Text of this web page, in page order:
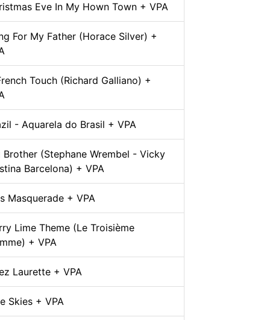
Eve In My Hown Town + VPA
For My Father (Horace Silver) +
Touch (Richard Galliano) +
- Aquarela do Brasil + VPA
Brother (Stephane Wrembel - Vicky
Barcelona) + VPA
Masquerade + VPA
Lime Theme (Le Troisième
+ VPA
Laurette + VPA
Skies + VPA